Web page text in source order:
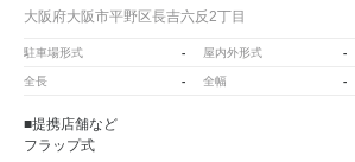
大阪府大阪市平野区長吉六反2丁目
駐車場形式 - 屋内外形式 -
全長 - 全幅 -
■提携店舗など
フラップ式